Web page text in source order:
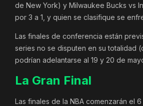
de New York) y Milwaukee Bucks vs
por 3 a 1, y quien se clasifique se
Las finales de conferencia están
series no se disputen en su totalidad
podrían adelantarse al 19 y 20 de
La Gran Final
Las finales de la NBA comenzarán el